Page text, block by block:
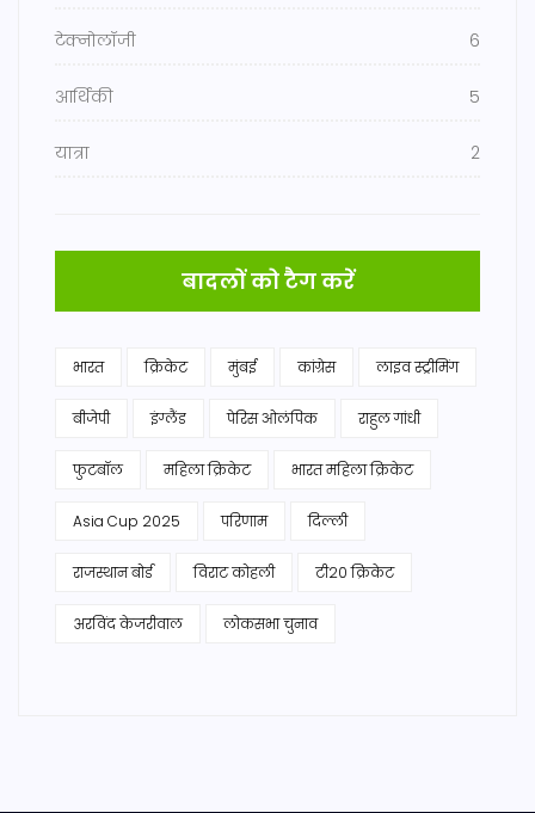
टेक्नोलॉजी 6
आर्थिकी 5
यात्रा 2
बादलों को टैग करें
भारत क्रिकेट मुंबई कांग्रेस लाइव स्ट्रीमिंग
बीजेपी इंग्लैंड पेरिस ओलंपिक राहुल गांधी
फुटबॉल महिला क्रिकेट भारत महिला क्रिकेट
Asia Cup 2025 परिणाम दिल्ली
राजस्थान बोर्ड विराट कोहली टी20 क्रिकेट
अरविंद केजरीवाल लोकसभा चुनाव